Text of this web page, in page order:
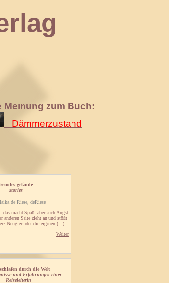
Meinung zum Buch:
Dämmerzustand
gelände
stories
de Riese, deRiese
das macht Spaß, aber auch Angst.
anderen Seite zieht an und stößt
Neugier oder die eigenen (...)
Weiter
durch die Welt
und Erfahrungen einer
Reiseleiterin